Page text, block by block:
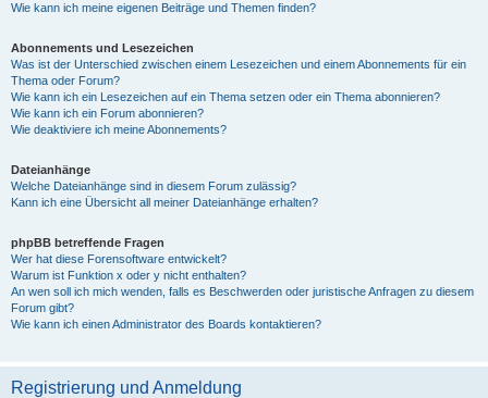
Wie kann ich meine eigenen Beiträge und Themen finden?
Abonnements und Lesezeichen
Was ist der Unterschied zwischen einem Lesezeichen und einem Abonnements für ein
Thema oder Forum?
Wie kann ich ein Lesezeichen auf ein Thema setzen oder ein Thema abonnieren?
Wie kann ich ein Forum abonnieren?
Wie deaktiviere ich meine Abonnements?
Dateianhänge
Welche Dateianhänge sind in diesem Forum zulässig?
Kann ich eine Übersicht all meiner Dateianhänge erhalten?
phpBB betreffende Fragen
Wer hat diese Forensoftware entwickelt?
Warum ist Funktion x oder y nicht enthalten?
An wen soll ich mich wenden, falls es Beschwerden oder juristische Anfragen zu diesem
Forum gibt?
Wie kann ich einen Administrator des Boards kontaktieren?
Registrierung und Anmeldung